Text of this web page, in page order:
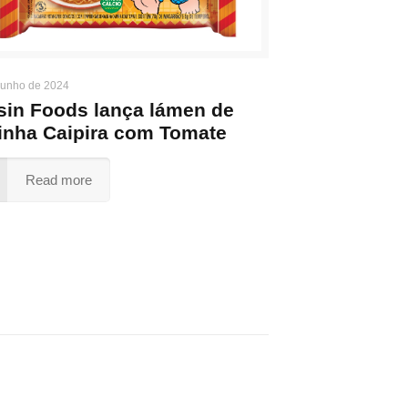
de 2024
Foods lança lámen de
Caipira com Tomate
Read more